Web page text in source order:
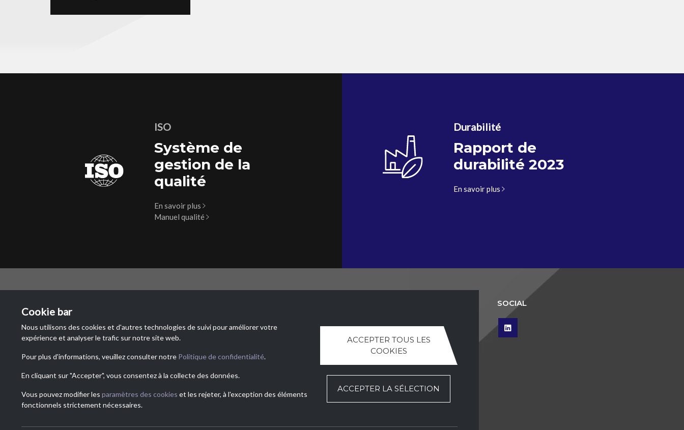
ISO
Système de
gestion de la
qualité
En savoir plus
Manuel qualité
Durabilité
Rapport de
durabilité 2023
En savoir plus
Via Cereda, 3
SOCIAL
Cookie bar
Nous utilisons des cookies et d'autres technologies de suivi pour améliorer votre
expérience et analyser le trafic sur notre site web.
Pour plus d'informations, veuillez consulter notre Politique de confidentialité.
En cliquant sur "Accepter", vous consentez à la collecte des données.
Vous pouvez modifier les paramètres des cookies et les rejeter, à l'exception des éléments
fonctionnels strictement nécessaires.
ACCEPTER TOUS LES
COOKIES
ACCEPTER LA SÉLECTION